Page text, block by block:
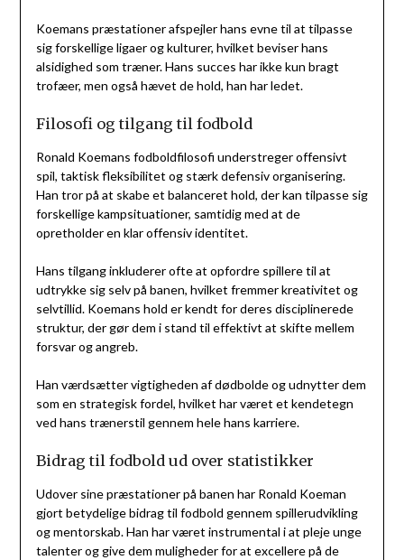
Koemans præstationer afspejler hans evne til at tilpasse
sig forskellige ligaer og kulturer, hvilket beviser hans
alsidighed som træner. Hans succes har ikke kun bragt
trofæer, men også hævet de hold, han har ledet.
Filosofi og tilgang til fodbold
Ronald Koemans fodboldfilosofi understreger offensivt
spil, taktisk fleksibilitet og stærk defensiv organisering.
Han tror på at skabe et balanceret hold, der kan tilpasse sig
forskellige kampsituationer, samtidig med at de
opretholder en klar offensiv identitet.
Hans tilgang inkluderer ofte at opfordre spillere til at
udtrykke sig selv på banen, hvilket fremmer kreativitet og
selvtillid. Koemans hold er kendt for deres disciplinerede
struktur, der gør dem i stand til effektivt at skifte mellem
forsvar og angreb.
Han værdsætter vigtigheden af dødbolde og udnytter dem
som en strategisk fordel, hvilket har været et kendetegn
ved hans trænerstil gennem hele hans karriere.
Bidrag til fodbold ud over statistikker
Udover sine præstationer på banen har Ronald Koeman
gjort betydelige bidrag til fodbold gennem spillerudvikling
og mentorskab. Han har været instrumental i at pleje unge
talenter og give dem muligheder for at excellere på de